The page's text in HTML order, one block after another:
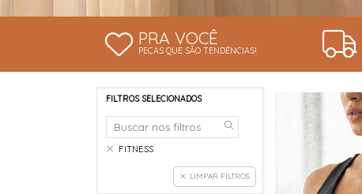
PRA VOCÊ
PEÇAS QUE SÃO TENDÊNCIAS!
FILTROS SELECIONADOS
FITNESS
LIMPAR FILTROS